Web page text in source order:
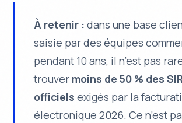
À retenir : dans une base
saisie par des équipes
pendant 10 ans, il n’est pas
trouver moins de 50 % des
officiels exigés par la
électronique 2026. Ce n’est